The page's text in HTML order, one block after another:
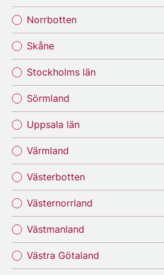
Norrbotten
Skåne
Stockholms län
Sörmland
Uppsala län
Värmland
Västerbotten
Västernorrland
Västmanland
Västra Götaland